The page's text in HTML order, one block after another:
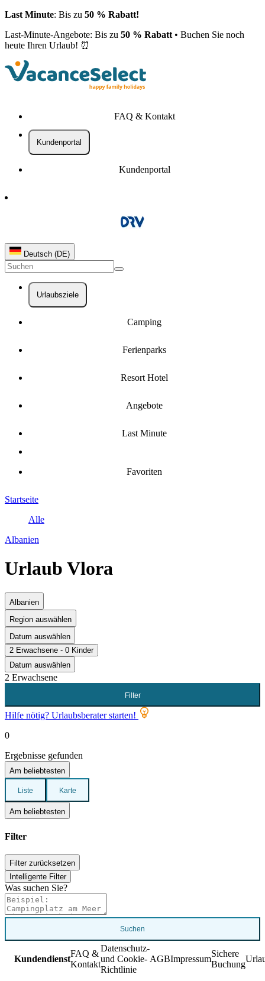
Last Minute: Bis zu 50 % Rabatt!
Last-Minute-Angebote: Bis zu 50 % Rabatt • Buchen Sie noch
heute Ihren Urlaub! ⏰
FAQ & Kontakt
Kundenportal
Kundenportal
Deutsch (DE)
Urlaubsziele
Camping
Ferienparks
Resort Hotel
Angebote
Last Minute
Favoriten
Startseite
Alle
Albanien
Urlaub Vlora
Albanien
Region auswählen
Datum auswählen
2 Erwachsene - 0 Kinder
Datum auswählen
2 Erwachsene
Filter
Hilfe nötig? Urlaubsberater starten!
0
Ergebnisse gefunden
Am beliebtesten
Liste Karte
Am beliebtesten
Filter
Filter zurücksetzen
Intelligente Filter
Was suchen Sie?
Suchen
Kundendienst
FAQ &
Kontakt
Datenschutz-
und Cookie-
Richtlinie
AGBImpressum
Sichere
Buchung